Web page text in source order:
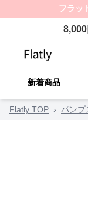
フラッ
8,000
新着商品
Flatly TOP › パンプ